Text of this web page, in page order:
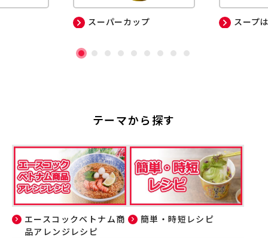
スーパーカップ スープ
テーマから探す
エースコックベトナム商
品アレンジレシピ
簡単・時短レシピ